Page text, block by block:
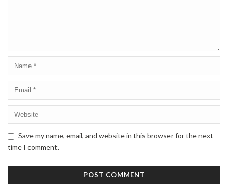
Save my name, email, and website in this browser for the next
time I comment.